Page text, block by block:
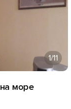
1/11
море